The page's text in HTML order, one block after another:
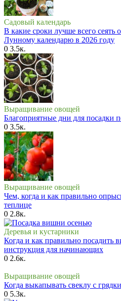
Садовый календарь
В какие сроки лучше всего сеять
Лунному календарю в 2026 году
0 3.5к.
Выращивание овощей
Благоприятные дни для посадки
0 3.5к.
Выращивание овощей
Чем, когда и как правильно
теплице
0 2.8к.
Деревья и кустарники
Когда и как правильно
инструкция для начинающих
0 2.6к.
Выращивание овощей
Когда выкапывать свеклу с
0 5.3к.